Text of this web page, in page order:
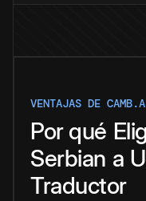
VENTAJAS DE
Por qué
Serbian a
Traductor